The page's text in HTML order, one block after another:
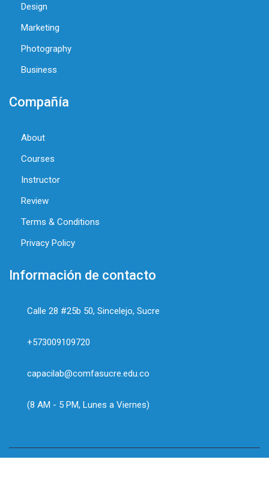
Design
Marketing
Photography
Business
Compañía
About
Courses
Instructor
Review
Terms & Conditions
Privacy Policy
Información de contacto
Calle 28 #25b 50, Sincelejo, Sucre
+573009109720
capacilab@comfasucre.edu.co
(8 AM - 5 PM, Lunes a Viernes)